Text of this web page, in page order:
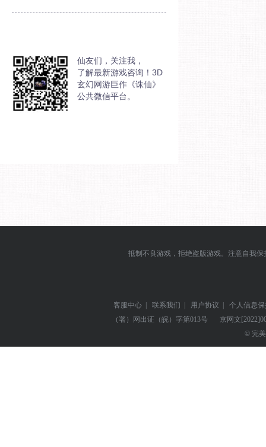
仙友们，关注我，
了解最新游戏咨询！3D
玄幻网游巨作《诛仙》
公共微信平台。
抵制不良游戏，拒绝盗版游戏。注意自我
客服中心 | 联系我们 | 用户协议 |
个人信息
（署）网出证（皖）字第013号
京网文
© 完美